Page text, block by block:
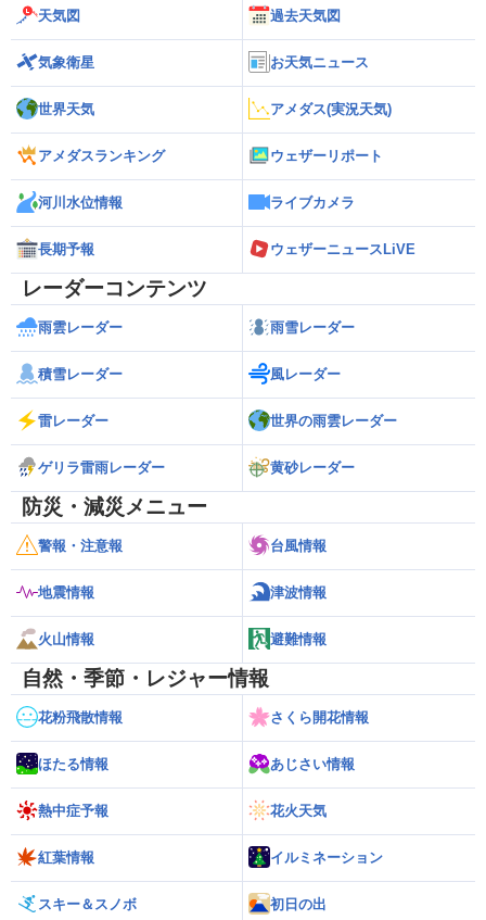
天気図 過去天気図
気象衛星 お天気ニュース
世界天気 アメダス(実況天気)
アメダスランキング ウェザーリポート
河川水位情報 ライブカメラ
長期予報 ウェザーニュースLiVE
レーダーコンテンツ
雨雲レーダー 雨雪レーダー
積雪レーダー 風レーダー
雷レーダー 世界の雨雲レーダー
ゲリラ雷雨レーダー 黄砂レーダー
防災・減災メニュー
警報・注意報 台風情報
地震情報 津波情報
火山情報 避難情報
自然・季節・レジャー情報
花粉飛散情報 さくら開花情報
ほたる情報 あじさい情報
熱中症予報 花火天気
紅葉情報 イルミネーション
スキー＆スノボ 初日の出